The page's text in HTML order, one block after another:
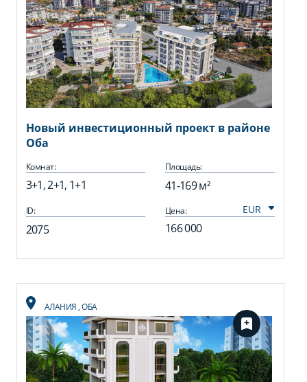
Новый инвестиционный проект в районе
Оба
Комнат:
3+1, 2+1, 1+1
Площадь:
41-169 м²
ID:
2075
Цена:
166 000
АЛАНИЯ,ОБА